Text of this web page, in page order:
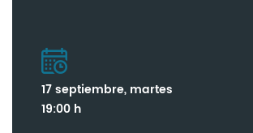
17 septiembre, martes
19:00 h